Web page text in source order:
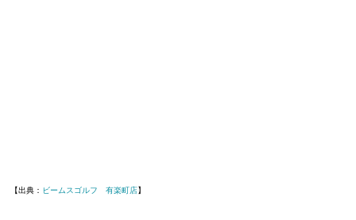
【出典： ビームスゴルフ 有楽町店】